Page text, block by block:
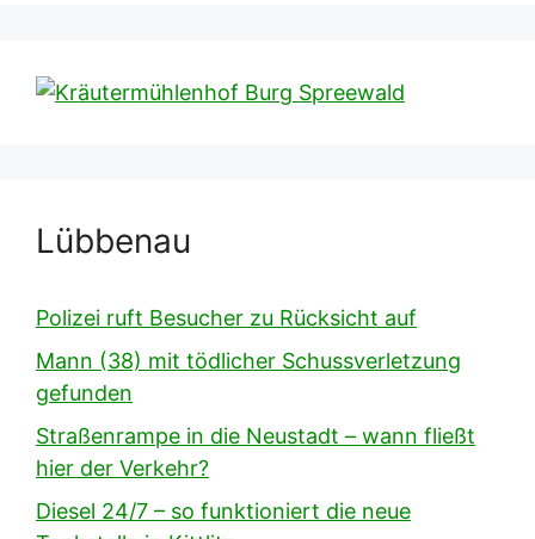
Lübbenau
Polizei ruft Besucher zu Rücksicht auf
Mann (38) mit tödlicher Schussverletzung
gefunden
Straßenrampe in die Neustadt – wann fließt
hier der Verkehr?
Diesel 24/7 – so funktioniert die neue